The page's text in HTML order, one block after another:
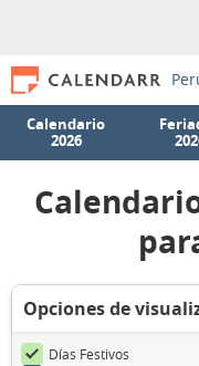
Calendario
2026
Opciones de
Días Festivos